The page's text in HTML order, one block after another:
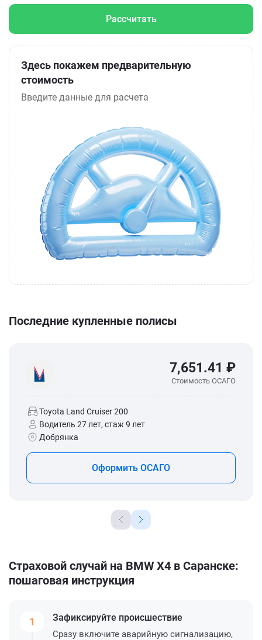
Рассчитать
Здесь покажем предварительную
стоимость
Введите данные для расчета
Последние купленные полисы
7,651.41 ₽
Стоимость ОСАГО
Toyota Land Cruiser 200
Водитель 27 лет, стаж 9 лет
Добрянка
Оформить ОСАГО
Страховой случай на BMW X4 в Саранске:
пошаговая инструкция
1 Зафиксируйте происшествие
Сразу включите аварийную сигнализацию,